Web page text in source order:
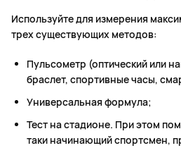
Используйте для измерения
трех существующих методов:
Пульсометр (оптический или
браслет, спортивные часы,
Универсальная формула;
Тест на стадионе. При этом
таки начинающий спортсмен,